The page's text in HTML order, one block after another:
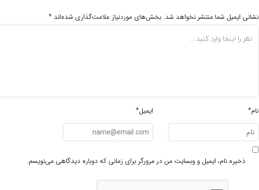
نشانی ایمیل شما منتشر نخواهد شد. بخش‌های موردنیاز علامت‌گذاری شده‌اند *
نام* ایمیل*
ذخیره نام، ایمیل و وبسایت من در مرورگر برای زمانی که دوباره دیدگاهی می‌نویسم.